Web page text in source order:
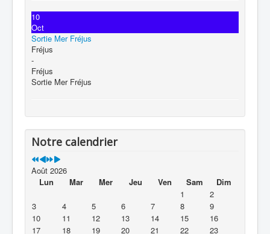
10
Oct
Sortie Mer Fréjus
Fréjus
-
Fréjus
Sortie Mer Fréjus
Notre calendrier
Août 2026
Lun
Mar Mer Jeu Ven Sam
Dim
1
2
3
4 5 6 7 8
9
10
11 12 13 14 15
16
17
18 19 20 21 22 23